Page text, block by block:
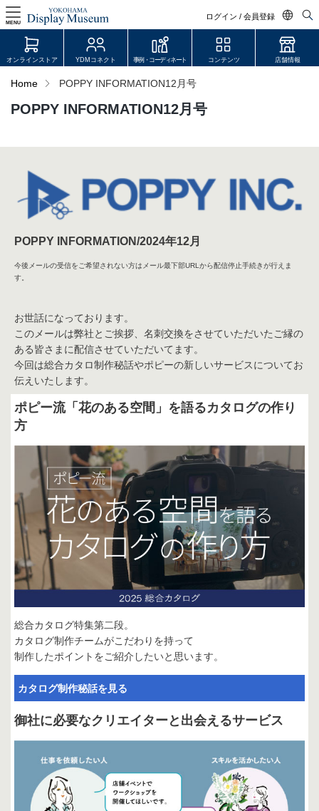
ログイン / 会員登録
日本語
MENU
オンラインストア
YDM Connect
会員登録・取引申請
リンク
店舗情報・営業日
会社情報
採用情報
プライバシーポリシー
OFFICIAL SNS
オンラインストア YDMコネクト 事例・コーディネート コンテンツ 店舗情報
Home POPPY INFORMATION12月号
POPPY INFORMATION12月号
POPPY INFORMATION/2024年12月
今後メールの受信をご希望されない方はメール最下部URLから配信停止手続きが行えま
す。
お世話になっております。
このメールは弊社とご挨拶、名刺交換をさせていただいたご縁の
ある皆さまに配信させていただいてます。
今回は総合カタロ制作秘話やポピーの新しいサービスについてお
伝えいたします。
ポピー流「花のある空間」を語るカタログの作り
方
総合カタログ特集第二段。
カタログ制作チームがこだわりを持って
制作したポイントをご紹介したいと思います。
カタログ制作秘話を見る
御社に必要なクリエイターと出会えるサービス